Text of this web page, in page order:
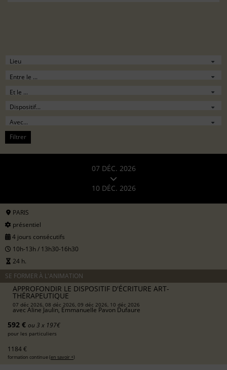
Filtrer
07 DÉC. 2026
10 DÉC. 2026
PARIS
présentiel
4 jours consécutifs
10h-13h / 13h30-16h30
24 h.
SE FORMER À L'ANIMATION
APPROFONDIR LE DISPOSITIF D'ÉCRITURE ART-
THÉRAPEUTIQUE
07 déc 2026, 08 déc 2026, 09 déc 2026, 10 déc 2026
avec Aline Jaulin, Emmanuelle Pavon Dufaure
592 € ou 3 x 197€
pour les particuliers
1184 €
formation continue (en savoir +)